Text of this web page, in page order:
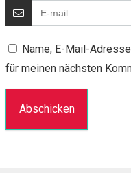
Name, E-Mail-
für meinen nächsten